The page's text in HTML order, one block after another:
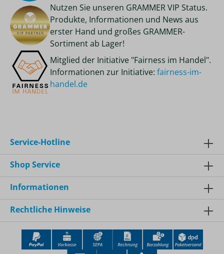
Nutzen Sie unseren GRAMMER VIP Status.
Produkte, Informationen und News aus
erster Hand und großes GRAMMER-
Sortiment ab Lager!
Mitglied der Initiative "Fairness im Handel".
Informationen zur Initiative: fairness-im-
handel.de
Service-Hotline
Shop Service
Informationen
Rechtliche Hinweise